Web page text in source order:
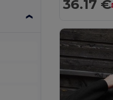
36.17 €